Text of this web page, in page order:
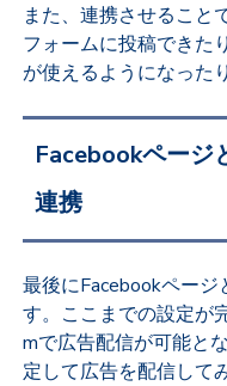
また、連携させること
フォームに投稿できた
が使えるようになった
Facebookページ
連携
最後にFacebookペー
す。ここまでの設定が
mで広告配信が可能と
定して広告を配信して